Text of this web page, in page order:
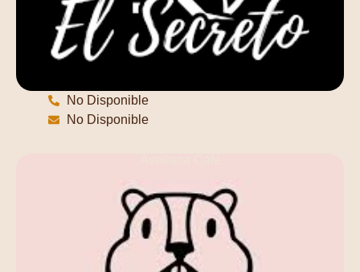
No Disponible
No Disponible